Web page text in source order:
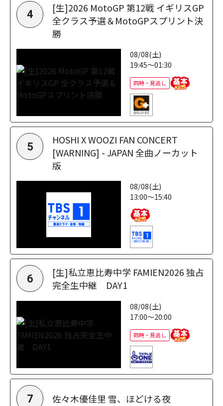
4
[生]2026 MotoGP 第12戦 イギリスGP
全クラス予選＆MotoGPスプリント決
勝
08/08(土)
19:45～01:30
同時・見逃し
5
HOSHI X WOOZI FAN CONCERT
[WARNING] - JAPAN 全曲ノーカット
版
08/08(土)
13:00～15:40
6
[生]私立恵比寿中学 FAMIEN2026 独占
完全生中継 DAY1
08/08(土)
17:00～20:00
同時・見逃し
7 佐々木優佳里 雪、ほどける夜